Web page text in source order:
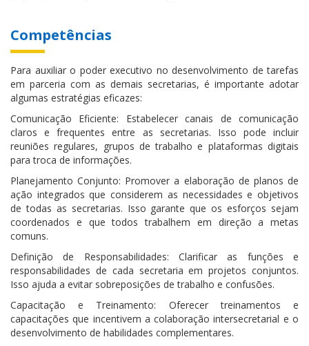
Competências
Para auxiliar o poder executivo no desenvolvimento de tarefas
em parceria com as demais secretarias, é importante adotar
algumas estratégias eficazes:
Comunicação Eficiente: Estabelecer canais de comunicação
claros e frequentes entre as secretarias. Isso pode incluir
reuniões regulares, grupos de trabalho e plataformas digitais
para troca de informações.
Planejamento Conjunto: Promover a elaboração de planos de
ação integrados que considerem as necessidades e objetivos
de todas as secretarias. Isso garante que os esforços sejam
coordenados e que todos trabalhem em direção a metas
comuns.
Definição de Responsabilidades: Clarificar as funções e
responsabilidades de cada secretaria em projetos conjuntos.
Isso ajuda a evitar sobreposições de trabalho e confusões.
Capacitação e Treinamento: Oferecer treinamentos e
capacitações que incentivem a colaboração intersecretarial e o
desenvolvimento de habilidades complementares.